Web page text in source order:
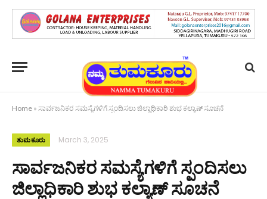
Home » ಸಾರ್ವಜನಿಕರ ಸಮಸ್ಯೆಗಳಿಗೆ ಸ್ಪಂದಿಸಲು ಜಿಲ್ಲಾಧಿಕಾರಿ ಶುಭ ಕಲ್ಯಾಣ್ ಸೂಚನೆ
ತುಮಕೂರು March 3, 2025
ಸಾರ್ವಜನಿಕರ ಸಮಸ್ಯೆಗಳಿಗೆ ಸ್ಪಂದಿಸಲು
ಜಿಲ್ಲಾಧಿಕಾರಿ ಶುಭ ಕಲ್ಯಾಣ್ ಸೂಚನೆ